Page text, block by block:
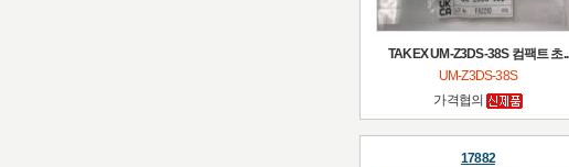
TAKEX UM-Z3DS-38S 컴팩트 초..
UM-Z3DS-38S
가격협의
17882